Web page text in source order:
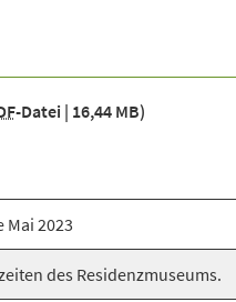
-Datei 16,44 MB
Mai 2023
des Residenzmuseums.